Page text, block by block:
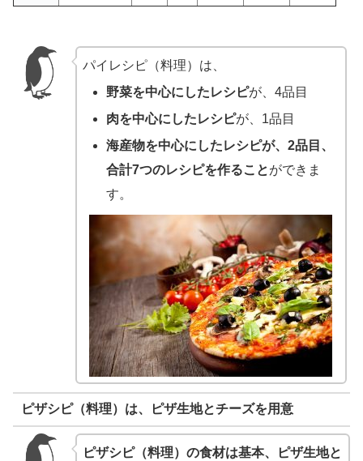
パイレシピ（料理）は、
野菜を中心にしたレシピが、4品目
肉を中心にしたレシピが、1品目
海産物を中心にしたレシピが、2品目、
合計7つのレシピを作ることができま
す。
ピザシピ（料理）は、ピザ生地とチーズを用意
ピザシピ（料理）の食材は基本、ピザ生地と